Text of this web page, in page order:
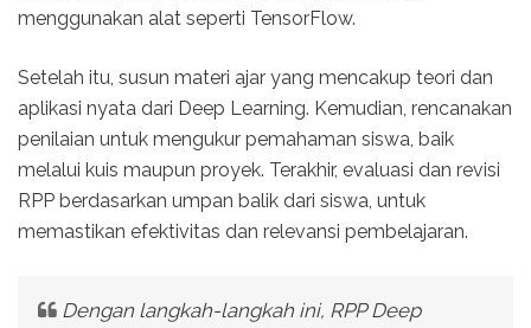
menggunakan alat seperti TensorFlow.
Setelah itu, susun materi ajar yang mencakup teori dan
aplikasi nyata dari Deep Learning. Kemudian, rencanakan
penilaian untuk mengukur pemahaman siswa, baik
melalui kuis maupun proyek. Terakhir, evaluasi dan revisi
RPP berdasarkan umpan balik dari siswa, untuk
memastikan efektivitas dan relevansi pembelajaran.
Dengan langkah-langkah ini, RPP Deep